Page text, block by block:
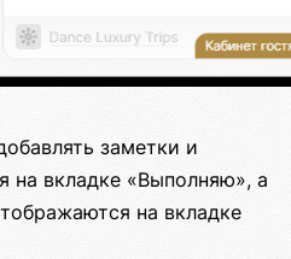
заметки и
на вкладке «Выполняю», а
на вкладке